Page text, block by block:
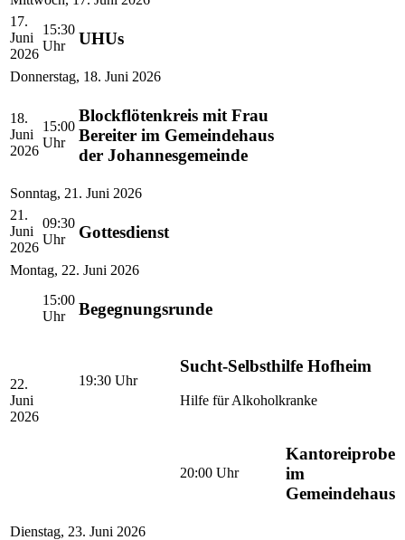
17.
Juni
2026
15:30
Uhr
UHUs
Donnerstag, 18. Juni 2026
18.
Juni
2026
15:00
Uhr
Blockflötenkreis mit Frau
Bereiter im Gemeindehaus
der Johannesgemeinde
Sonntag, 21. Juni 2026
21.
Juni
2026
09:30
Uhr
Gottesdienst
Montag, 22. Juni 2026
22.
Juni
2026
15:00
Uhr
Begegnungsrunde
19:30 Uhr
Sucht-Selbsthilfe Hofheim
Hilfe für Alkoholkranke
20:00 Uhr
Kantoreiprobe
im
Gemeindehaus
Dienstag, 23. Juni 2026